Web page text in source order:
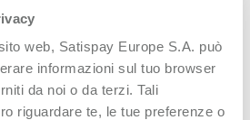
web, Satispay Europe S.A. può
informazioni sul tuo browser
da noi o da terzi. Tali
riguardare te, le tue preferenze o
not installed
link can only be opened by
app installed or updated.